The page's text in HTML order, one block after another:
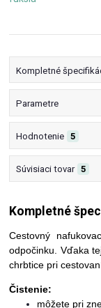
Kompletné
Parametre
Hodnotenie 5
Súvisiaci tovar 5
Kompletné
Cestovný
odpočinku. Vďaka
chrbtice pri
Čistenie:
môžete pri